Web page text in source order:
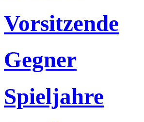
Vorsitzende
Gegner
Spieljahre